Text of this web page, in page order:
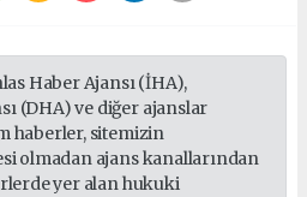
Haber Ajansı (İHA),
(DHA) ve diğer ajanslar
haberler, sitemizin
olmadan ajans kanallarından
yer alan hukuki